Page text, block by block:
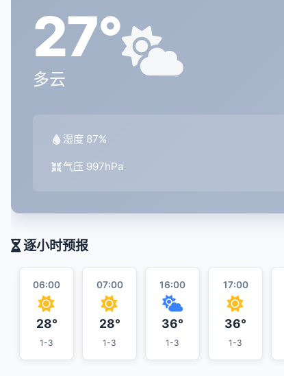
27°
多云
湿度 87%
气压 997hPa
逐小时预报
06:00
28°
1-3
07:00
28°
1-3
16:00
36°
1-3
17:00
36°
1-3